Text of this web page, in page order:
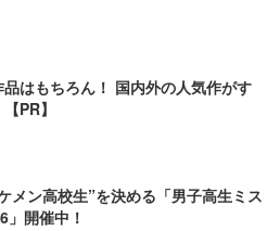
はもちろん！ 国内外の人気作がす
PR】
メン高校生”を決める「男子高生ミス
」開催中！